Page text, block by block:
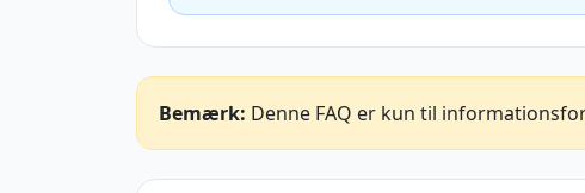
Bemærk: Denne FAQ er kun til